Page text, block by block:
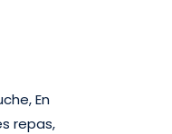
En
repas,